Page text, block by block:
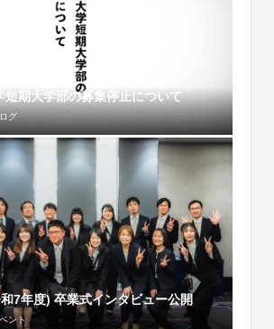
短期大学部の募集停止について
グ
7年度) 卒業式インタビュー公開
ント